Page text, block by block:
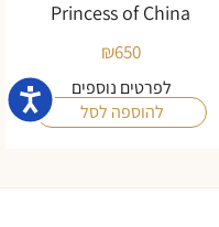
Princess of China
₪650
לפרטים נוספים
להוספה לסל